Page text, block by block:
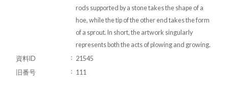
rods supported by a stone takes the shape of a
hoe, while the tip of the other end takes the form
of a sprout. In short, the artwork singularly
represents both the acts of plowing and growing.
資料ID
21545
旧番号
111